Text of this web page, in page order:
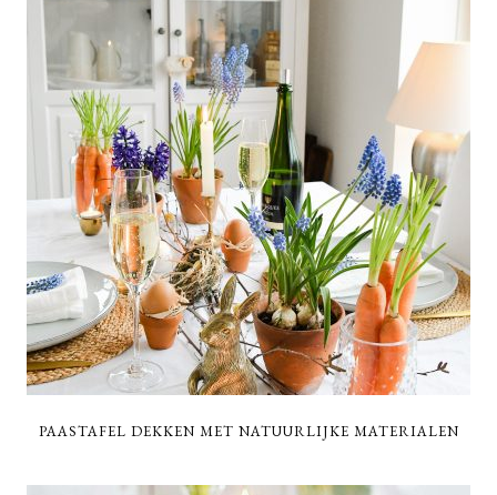
PAASTAFEL DEKKEN MET NATUURLIJKE MATERIALEN